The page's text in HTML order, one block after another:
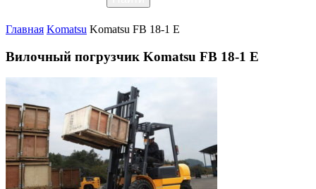
Главная Komatsu Komatsu FB 18-1 E
Вилочный погрузчик Komatsu FB 18-1 E